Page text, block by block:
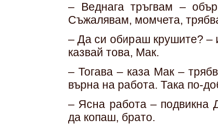
– Веднага тръгвам –
Съжалявам, момчета,
– Да си обираш крушите? –
казвай това, Мак.
– Тогава – каза Мак –
върна на работа. Така по-
– Ясна работа – подвикна
да копаш, брато.